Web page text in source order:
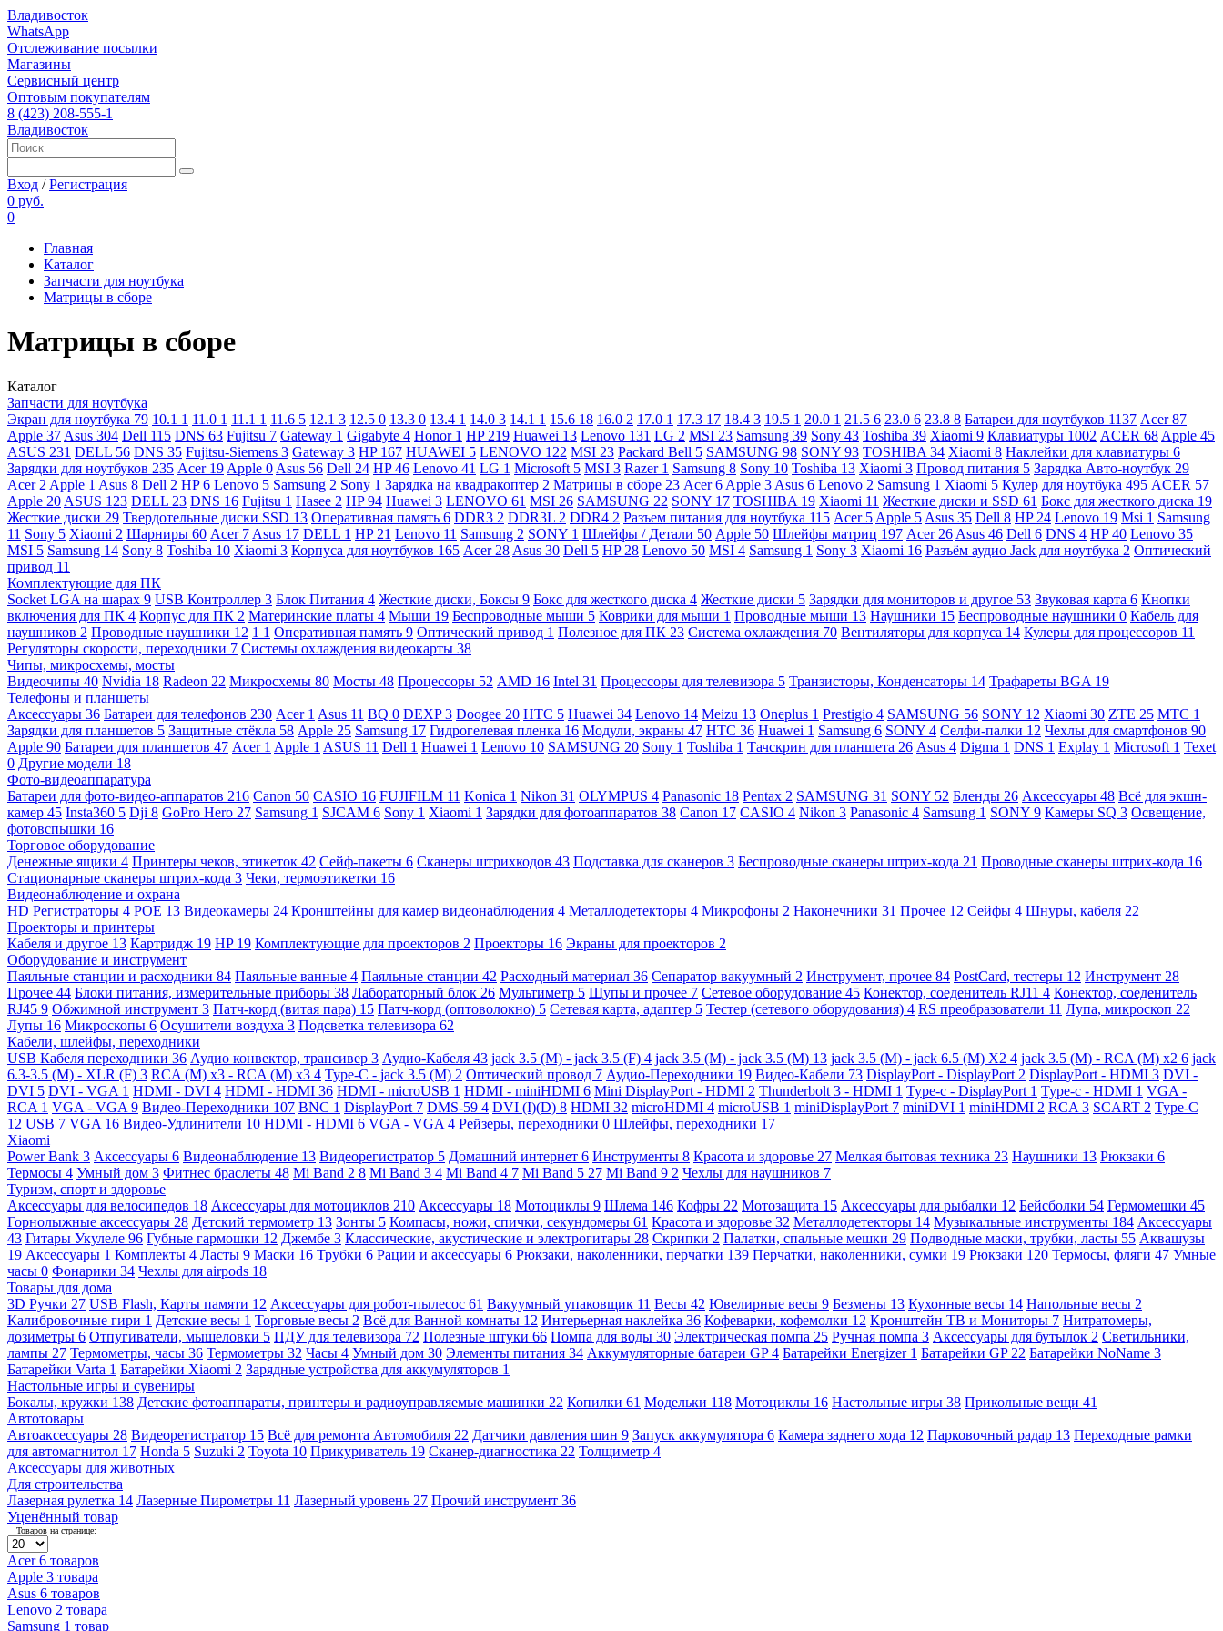
Владивосток
WhatsApp
Отслеживание посылки
Магазины
Сервисный центр
Оптовым покупателям
8 (423) 208-555-1
Владивосток
Вход /Регистрация
0 руб.
0
Главная
Каталог
Запчасти для ноутбука
Матрицы в сборе
Матрицы в сборе
Каталог
Запчасти для ноутбука
Экран для ноутбука 79 10.1 1 11.0 1 11.1 1 11.6 5 12.1 3 12.5 0 13.3 0 13.4 1 14.0 3 14.1 1 15.6 18 16.0 2 17.0 1 17.3 17 18.4 3 19.5 1 20.0 1 21.5 6 23.0 6 23.8 8 Батареи для ноутбуков 1137 Acer87
Apple 37 Asus 304 Dell 115 DNS 63 Fujitsu 7 Gateway 1 Gigabyte 4 Honor 1 HP 219 Huawei 13 Lenovo 131 LG 2 MSI 23 Samsung 39 Sony 43 Toshiba 39 Xiaomi 9 Клавиатуры 1002 ACER 68 Apple 45
ASUS 231 DELL 56 DNS 35 Fujitsu-Siemens 3 Gateway 3 HP 167 HUAWEI 5 LENOVO 122 MSI 23 Packard Bell 5 SAMSUNG 98 SONY 93 TOSHIBA 34 Xiaomi 8 Наклейки для клавиатуры 6
Зарядки для ноутбуков 235 Acer 19 Apple 0 Asus 56 Dell 24 HP46 Lenovo 41 LG 1 Microsoft 5 MSI 3 Razer 1 Samsung 8 Sony 10 Toshiba 13 Xiaomi 3 Провод питания 5 Зарядка Авто-ноутбук 29
Acer 2 Apple 1 Asus 8 Dell 2 HP6 Lenovo 5 Samsung 2 Sony 1 Зарядка на квадракоптер 2 Матрицы в сборе 23 Acer6 Apple 3 Asus 6 Lenovo 2 Samsung 1 Xiaomi 5 Кулер для ноутбука 495 ACER 57
Apple 20 ASUS 123 DELL 23 DNS 16 Fujitsu 1 Hasee 2 HP94 Huawei 3 LENOVO 61 MSI 26 SAMSUNG 22 SONY 17 TOSHIBA 19 Xiaomi 11 Жесткие диски и SSD 61 Бокс для жесткого диска 19
Жесткие диски 29 Твердотельные диски SSD 13 Оперативная память 6 DDR3 2 DDR3L 2 DDR4 2 Разъем питания для ноутбука 115 Acer 5 Apple 5 Asus 35 Dell 8 HP 24 Lenovo 19 Msi 1 Samsung
11 Sony 5 Xiaomi 2 Шарниры 60 Acer 7 Asus 17 DELL 1 HP 21 Lenovo 11 Samsung 2 SONY 1 Шлейфы / Детали 50 Apple 50 Шлейфы матриц 197 Acer 26 Asus 46 Dell 6 DNS 4 HP40 Lenovo 35
MSI 5 Samsung 14 Sony 8 Toshiba 10 Xiaomi 3 Корпуса для ноутбуков 165 Acer 28 Asus 30 Dell 5 HP 28 Lenovo 50 MSI 4 Samsung 1 Sony 3 Xiaomi 16 Разъём аудио Jack для ноутбука 2 Оптический
привод 11
Комплектующие для ПК
Socket LGA на шарах 9 USB Контроллер 3 Блок Питания 4 Жесткие диски, Боксы 9 Бокс для жесткого диска 4 Жесткие диски 5 Зарядки для мониторов и другое 53 Звуковая карта 6 Кнопки
включения для ПК 4 Корпус для ПК 2 Материнские платы 4 Мыши 19 Беспроводные мыши 5 Коврики для мыши 1 Проводные мыши 13 Наушники 15 Беспроводные наушники 0 Кабель для
наушников 2 Проводные наушники 12 1 1 Оперативная память 9 Оптический привод 1 Полезное для ПК 23 Система охлаждения 70 Вентиляторы для корпуса 14 Кулеры для процессоров 11
Регуляторы скорости, переходники 7 Системы охлаждения видеокарты 38
Чипы, микросхемы, мосты
Видеочипы 40 Nvidia 18 Radeon 22 Микросхемы 80 Мосты 48 Процессоры 52 AMD 16 Intel 31 Процессоры для телевизора 5 Транзисторы, Конденсаторы 14 Трафареты BGA 19
Телефоны и планшеты
Аксессуары 36 Батареи для телефонов 230 Acer 1 Asus 11 BQ 0 DEXP3 Doogee 20 HTC 5 Huawei 34 Lenovo 14 Meizu 13 Oneplus 1 Prestigio 4 SAMSUNG 56 SONY 12 Xiaomi 30 ZTE 25 МТС 1
Зарядки для планшетов 5 Защитные стёкла 58 Apple 25 Samsung 17 Гидрогелевая пленка 16 Модули, экраны 47 HTC 36 Huawei 1 Samsung 6 SONY 4 Селфи-палки 12 Чехлы для смартфонов 90
Apple 90 Батареи для планшетов 47 Acer 1 Apple 1 ASUS 11 Dell 1 Huawei 1 Lenovo 10 SAMSUNG 20 Sony 1 Toshiba 1 Тачскрин для планшета 26 Asus 4 Digma 1 DNS 1 Explay 1 Microsoft 1 Texet
0 Другие модели 18
Фото-видеоаппаратура
Батареи для фото-видео-аппаратов 216 Canon 50 CASIO 16 FUJIFILM 11 Konica 1 Nikon 31 OLYMPUS 4 Panasonic 18 Pentax 2 SAMSUNG 31 SONY 52 Бленды 26 Аксессуары 48 Всё для экшн-
камер 45 Insta360 5 Dji 8 GoPro Hero 27 Samsung 1 SJCAM 6 Sony 1 Xiaomi 1 Зарядки для фотоаппаратов 38 Canon 17 CASIO 4 Nikon 3 Panasonic 4 Samsung 1 SONY 9 Камеры SQ 3 Освещение,
фотовспышки 16
Торговое оборудование
Денежные ящики 4 Принтеры чеков, этикеток 42 Сейф-пакеты 6 Сканеры штрихкодов 43 Подставка для сканеров 3 Беспроводные сканеры штрих-кода 21 Проводные сканеры штрих-кода 16
Стационарные сканеры штрих-кода 3 Чеки, термоэтикетки 16
Видеонаблюдение и охрана
HD Регистраторы 4 POE 13 Видеокамеры 24 Кронштейны для камер видеонаблюдения 4 Металлодетекторы 4 Микрофоны 2 Наконечники 31 Прочее 12 Сейфы 4 Шнуры, кабеля 22
Проекторы и принтеры
Кабеля и другое 13 Картридж 19 HP 19 Комплектующие для проекторов 2 Проекторы 16 Экраны для проекторов 2
Оборудование и инструмент
Паяльные станции и расходники 84 Паяльные ванные 4 Паяльные станции 42 Расходный материал 36 Сепаратор вакуумный 2 Инструмент, прочее 84 PostCard, тестеры 12 Инструмент 28
Прочее 44 Блоки питания, измерительные приборы 38 Лабораторный блок 26 Мультиметр 5 Щупы и прочее 7 Сетевое оборудование 45 Конектор, соеденитель RJ11 4 Конектор, соеденитель
RJ45 9 Обжимной инструмент 3 Патч-корд (витая пара) 15 Патч-корд (оптоволокно) 5 Сетевая карта, адаптер 5 Тестер (сетевого оборудования) 4 RS преобразователи 11 Лупа, микроскоп 22
Лупы 16 Микроскопы 6 Осушители воздуха 3 Подсветка телевизора 62
Кабели, шлейфы, переходники
USB Кабеля переходники 36 Аудио конвектор, трансивер 3 Аудио-Кабеля 43 jack 3.5 (M) - jack 3.5 (F) 4 jack 3.5 (M) - jack 3.5 (M) 13 jack 3.5 (M) - jack 6.5 (M) X2 4 jack 3.5 (M) - RCA (M) x2 6 jack
6.3-3.5 (M) - XLR (F) 3 RCA (M) x3 - RCA (M) x3 4 Type-C - jack 3.5 (M) 2 Оптический провод 7 Аудио-Переходники 19 Видео-Кабели 73 DisplayPort - DisplayPort 2 DisplayPort - HDMI 3 DVI -
DVI 5 DVI - VGA 1 HDMI - DVI 4 HDMI - HDMI 36 HDMI - microUSB 1 HDMI - miniHDMI 6 Mini DisplayPort - HDMI 2 Thunderbolt 3 - HDMI 1 Type-c - DisplayPort 1 Type-c - HDMI 1 VGA -
RCA 1 VGA - VGA 9 Видео-Переходники 107 BNC 1 DisplayPort 7 DMS-59 4 DVI (I)(D) 8 HDMI 32 microHDMI 4 microUSB 1 miniDisplayPort 7 miniDVI 1 miniHDMI 2 RCA 3 SCART 2 Type-C
12 USB 7 VGA 16 Видео-Удлинители 10 HDMI - HDMI 6 VGA - VGA 4 Рейзеры, переходники 0 Шлейфы, переходники 17
Xiaomi
Power Bank 3 Аксессуары 6 Видеонаблюдение 13 Видеорегистратор 5 Домашний интернет 6 Инструменты 8 Красота и здоровье 27 Мелкая бытовая техника 23 Наушники 13 Рюкзаки 6
Термосы 4 Умный дом 3 Фитнес браслеты 48 Mi Band 2 8 Mi Band 3 4 Mi Band 4 7 Mi Band 5 27 Mi Band 9 2 Чехлы для наушников 7
Туризм, спорт и здоровье
Аксессуары для велосипедов 18 Аксессуары для мотоциклов 210 Аксессуары 18 Мотоциклы 9 Шлема 146 Кофры 22 Мотозащита 15 Аксессуары для рыбалки 12 Бейсболки 54 Гермомешки 45
Горнолыжные аксессуары 28 Детский термометр 13 Зонты 5 Компасы, ножи, спички, секундомеры 61 Красота и здоровье 32 Металлодетекторы 14 Музыкальные инструменты 184 Аксессуары
43 Гитары Укулеле 96 Губные гармошки 12 Джембе 3 Классические, акустические и электрогитары 28 Скрипки 2 Палатки, спальные мешки 29 Подводные маски, трубки, ласты 55 Аквашузы
19 Аксессуары 1 Комплекты 4 Ласты 9 Маски 16 Трубки 6 Рации и аксессуары 6 Рюкзаки, наколенники, перчатки 139 Перчатки, наколенники, сумки 19 Рюкзаки 120 Термосы, фляги 47 Умные
часы 0 Фонарики 34 Чехлы для airpods 18
Товары для дома
3D Ручки 27 USB Flash, Карты памяти 12 Аксессуары для робот-пылесос 61 Вакуумный упаковщик 11 Весы 42 Ювелирные весы 9 Безмены 13 Кухонные весы 14 Напольные весы 2
Калибровочные гири 1 Детские весы 1 Торговые весы 2 Всё для Ванной комнаты 12 Интерьерная наклейка 36 Кофеварки, кофемолки 12 Кронштейн ТВ и Мониторы 7 Нитратомеры,
дозиметры 6 Отпугиватели, мышеловки 5 ПДУ для телевизора 72 Полезные штуки 66 Помпа для воды 30 Электрическая помпа 25 Ручная помпа 3 Аксессуары для бутылок 2 Светильники,
лампы 27 Термометры, часы 36 Термометры 32 Часы 4 Умный дом 30 Элементы питания 34 Аккумуляторные батареи GP4 Батарейки Energizer 1 Батарейки GP 22 Батарейки NoName 3
Батарейки Varta 1 Батарейки Xiaomi 2 Зарядные устройства для аккумуляторов 1
Настольные игры и сувениры
Бокалы, кружки 138 Детские фотоаппараты, принтеры и радиоуправляемые машинки 22 Копилки 61 Модельки 118 Мотоциклы 16 Настольные игры 38 Прикольные вещи 41
Автотовары
Автоаксессуары 28 Видеорегистратор 15 Всё для ремонта Автомобиля 22 Датчики давления шин 9 Запуск аккумулятора 6 Камера заднего хода 12 Парковочный радар 13 Переходные рамки
для автомагнитол 17 Honda 5 Suzuki 2 Toyota 10 Прикуриватель 19 Сканер-диагностика 22 Толщиметр 4
Аксессуары для животных
Для строительства
Лазерная рулетка 14 Лазерные Пирометры 11 Лазерный уровень 27 Прочий инструмент 36
Уценённый товар
Товаров на странице:
Acer6 товаров
Apple 3 товара
Asus 6 товаров
Lenovo 2 товара
Samsung 1 товар